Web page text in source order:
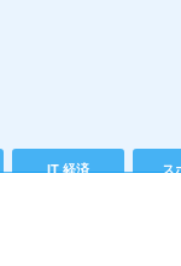
IT 経済 ス